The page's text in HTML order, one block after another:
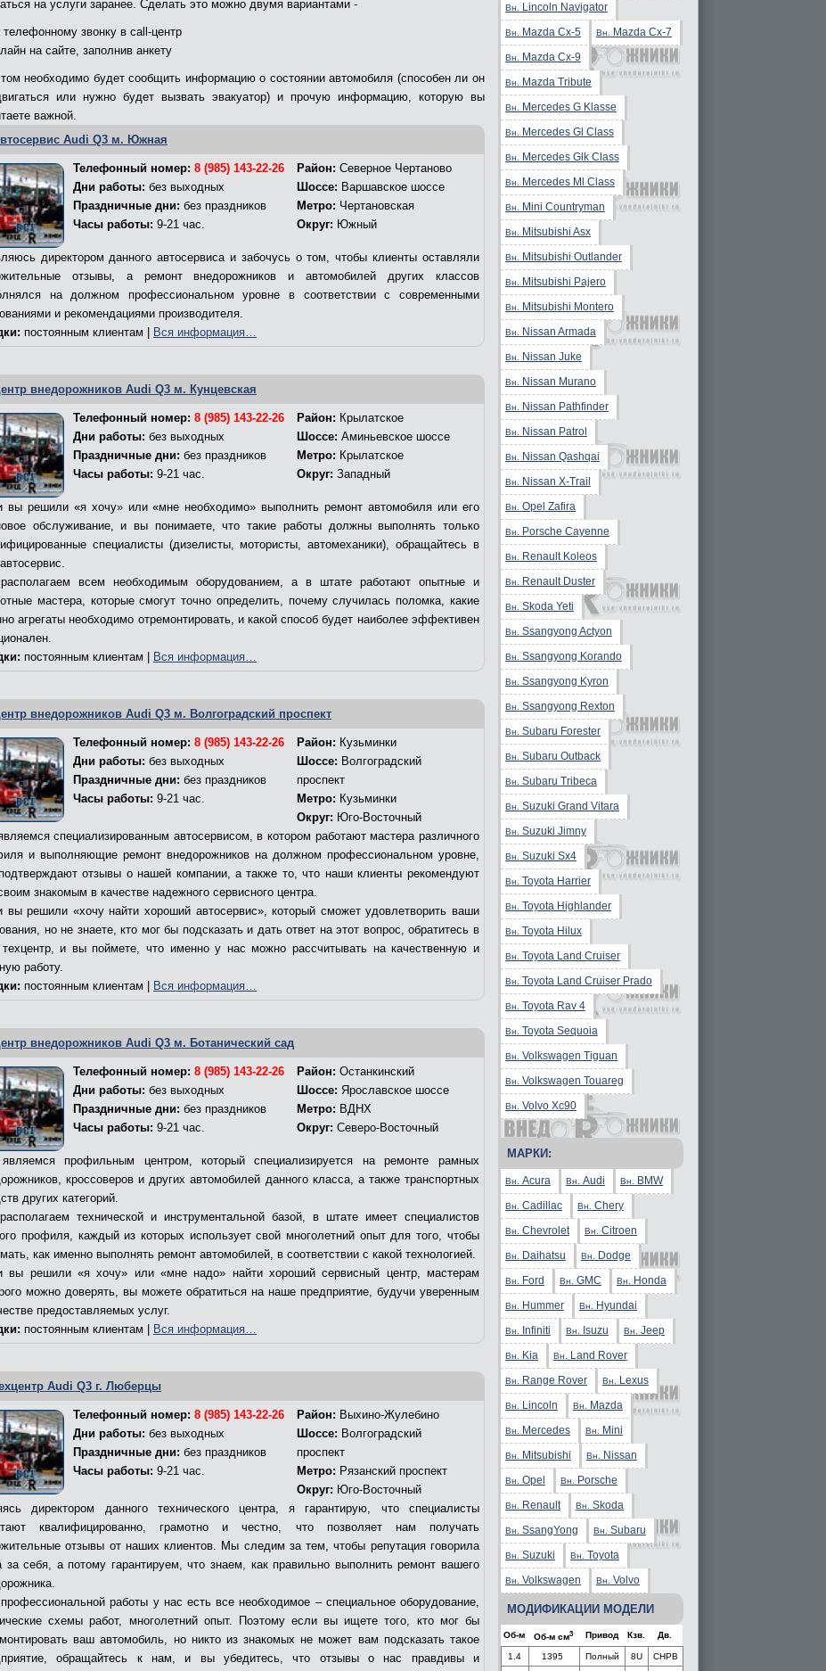
на услуги заранее. Сделать это можно двумя вариантами -
телефонному звонку в call-центр
на сайте, заполнив анкету
необходимо будет сообщить информацию о состоянии автомобиля (способен ли он
или нужно будет вызвать эвакуатор) и прочую информацию, которую вы
важной.
Audi Q3 м. Южная
Телефонный номер:8 (985) 143-22-26
Дни работы: без выходных
Праздничные дни: без праздников
Часы работы: 9-21 час.
Район: Северное Чертаново
Шоссе: Варшавское шоссе
Метро: Чертановская
Округ: Южный
директором данного автосервиса и забочусь о том, чтобы клиенты оставляли
отзывы, а ремонт внедорожников и автомобилей других классов
на должном профессиональном уровне в соответствии с современными
и рекомендациями производителя.
постоянным клиентам | Вся информация…
внедорожников Audi Q3 м. Кунцевская
Телефонный номер:8 (985) 143-22-26
Дни работы: без выходных
Праздничные дни: без праздников
Часы работы: 9-21 час.
Район: Крылатское
Шоссе: Аминьевское шоссе
Метро: Крылатское
Округ: Западный
вы решили «я хочу» или «мне необходимо» выполнить ремонт автомобиля или его
обслуживание, и вы понимаете, что такие работы должны выполнять только
специалисты (дизелисты, мотористы, автомеханики), обращайтесь в
всем необходимым оборудованием, а в штате работают опытные и
мастера, которые смогут точно определить, почему случилась поломка, какие
агрегаты необходимо отремонтировать, и какой способ будет наиболее эффективен
постоянным клиентам | Вся информация…
внедорожников Audi Q3 м. Волгоградский проспект
Телефонный номер:8 (985) 143-22-26
Дни работы: без выходных
Праздничные дни: без праздников
Часы работы: 9-21 час.
Район: Кузьминки
Шоссе: Волгоградский
проспект
Метро: Кузьминки
Округ: Юго-Восточный
специализированным автосервисом, в котором работают мастера различного
и выполняющие ремонт внедорожников на должном профессиональном уровне,
отзывы о нашей компании, а также то, что наши клиенты рекомендуют
знакомым в качестве надежного сервисного центра.
вы решили «хочу найти хороший автосервис», который сможет удовлетворить ваши
но не знаете, кто мог бы подсказать и дать ответ на этот вопрос, обратитесь в
и вы поймете, что именно у нас можно рассчитывать на качественную и
работу.
постоянным клиентам | Вся информация…
внедорожников Audi Q3 м. Ботанический сад
Телефонный номер:8 (985) 143-22-26
Дни работы: без выходных
Праздничные дни: без праздников
Часы работы: 9-21 час.
Район: Останкинский
Шоссе: Ярославское шоссе
Метро: ВДНХ
Округ: Северо-Восточный
профильным центром, который специализируется на ремонте рамных
кроссоверов и других автомобилей данного класса, а также транспортных
других категорий.
технической и инструментальной базой, в штате имеет специалистов
профиля, каждый из которых использует свой многолетний опыт для того, чтобы
как именно выполнять ремонт автомобилей, в соответствии с какой технологией.
вы решили «я хочу» или «мне надо» найти хороший сервисный центр, мастерам
можно доверять, вы можете обратиться на наше предприятие, будучи уверенным
предоставляемых услуг.
постоянным клиентам | Вся информация…
Audi Q3 г. Люберцы
Телефонный номер:8 (985) 143-22-26
Дни работы: без выходных
Праздничные дни: без праздников
Часы работы: 9-21 час.
Район: Выхино-Жулебино
Шоссе: Волгоградский
проспект
Метро: Рязанский проспект
Округ: Юго-Восточный
директором данного технического центра, я гарантирую, что специалисты
квалифицированно, грамотно и честно, что позволяет нам получать
отзывы от наших клиентов. Мы следим за тем, чтобы репутация говорила
за себя, а потому гарантируем, что знаем, как правильно выполнить ремонт вашего
работы у нас есть все необходимое – специальное оборудование,
схемы работ, многолетний опыт. Поэтому если вы ищете того, кто мог бы
ваш автомобиль, но никто из знакомых не может вам подсказать такое
обращайтесь к нам, и вы убедитесь, что отзывы о нас правдивы и
Вн. Lincoln Navigator
Вн. Mazda Cx-5 Вн. Mazda Cx-7
Вн. Mazda Cx-9
Вн. Mazda Tribute
Вн. Mercedes G Klasse
Вн. Mercedes Gl Class
Вн. Mercedes Glk Class
Вн. Mercedes Ml Class
Вн. Mini Countryman
Вн. Mitsubishi Asx
Вн. Mitsubishi Outlander
Вн. Mitsubishi Pajero
Вн. Mitsubishi Montero
Вн. Nissan Armada
Вн. Nissan Juke
Вн. Nissan Murano
Вн. Nissan Pathfinder
Вн. Nissan Patrol
Вн. Nissan Qashqai
Вн. Nissan X-Trail
Вн. Opel Zafira
Вн. Porsche Cayenne
Вн. Renault Koleos
Вн. Renault Duster
Вн. Skoda Yeti
Вн. Ssangyong Actyon
Вн. Ssangyong Korando
Вн. Ssangyong Kyron
Вн. Ssangyong Rexton
Вн. Subaru Forester
Вн. Subaru Outback
Вн. Subaru Tribeca
Вн. Suzuki Grand Vitara
Вн. Suzuki Jimny
Вн. Suzuki Sx4
Вн. Toyota Harrier
Вн. Toyota Highlander
Вн. Toyota Hilux
Вн. Toyota Land Cruiser
Вн. Toyota Land Cruiser Prado
Вн. Toyota Rav 4
Вн. Toyota Sequoia
Вн. Volkswagen Tiguan
Вн. Volkswagen Touareg
Вн. Volvo Xc90
МАРКИ:
Вн. Acura Вн. Audi Вн. BMW
Вн. Cadillac Вн. Chery
Вн. Chevrolet Вн. Citroen
Вн. Daihatsu Вн. Dodge
Вн. Ford Вн. GMC Вн. Honda
Вн. Hummer Вн. Hyundai
Вн. Infiniti Вн. Isuzu Вн. Jeep
Вн. Kia Вн. Land Rover
Вн. Range Rover Вн. Lexus
Вн. Lincoln Вн. Mazda
Вн. Mercedes Вн. Mini
Вн. Mitsubishi Вн. Nissan
Вн. Opel Вн. Porsche
Вн. Renault Вн. Skoda
Вн. SsangYong Вн. Subaru
Вн. Suzuki Вн. Toyota
Вн. Volkswagen Вн. Volvo
МОДИФИКАЦИИ МОДЕЛИ
Об-м Об-м см3 Привод Кзв. Дв.
1.4 1395 Полный 8U CHPB